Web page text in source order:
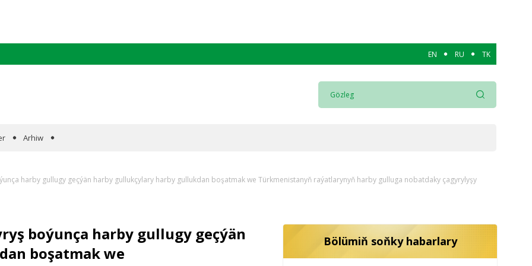
EN RU TK
Arhiw
harby gullugy geçýän harby gullukçylary harby gullukdan boşatmak we Türkmenistanyň raýatlarynyň harby gulluga nobatdaky çagyrylyşy
boýunça harby gullugy geçýän
boşatmak we
Bölümiň soňky habarlary